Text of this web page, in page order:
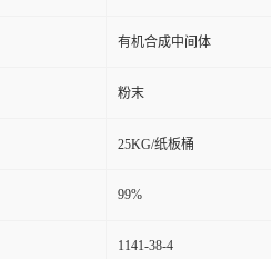
有机合成中间体
粉末
25KG/纸板桶
99%
1141-38-4